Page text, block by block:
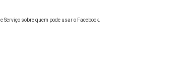
sobre quem pode usar o Facebook.